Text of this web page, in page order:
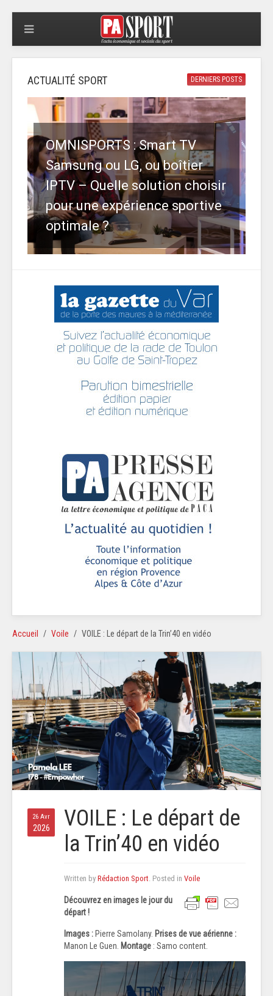
DERNIERS POSTS
ACTUALITÉ SPORT
OMNISPORTS : Smart TV
Samsung ou LG, ou boîtier
IPTV – Quelle solution choisir
pour une expérience sportive
optimale ?
Accueil Voile VOILE : Le départ de la Trin’40 en vidéo
26 Avr
2026
VOILE : Le départ de
la Trin’40 en vidéo
Written by Rédaction Sport . Posted in Voile
Découvrez en images le jour du
départ !
Images : Pierre Samolany. Prises de vue aérienne :
Manon Le Guen. Montage : Samo content.